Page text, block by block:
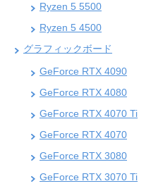
Ryzen 5 5500
Ryzen 5 4500
グラフィックボード
GeForce RTX 4090
GeForce RTX 4080
GeForce RTX 4070 Ti
GeForce RTX 4070
GeForce RTX 3080
GeForce RTX 3070 Ti